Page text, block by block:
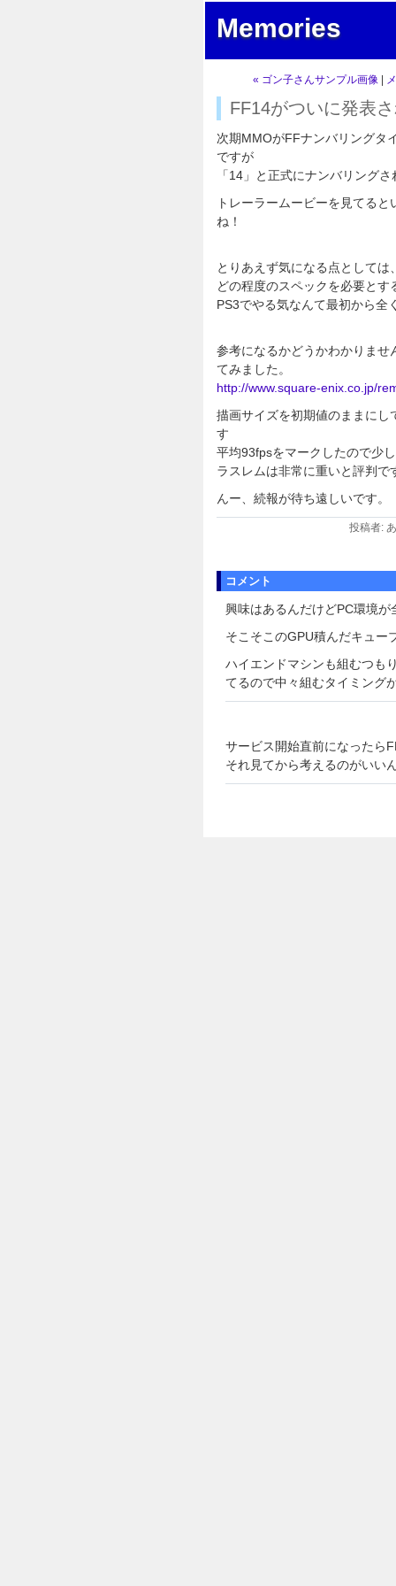
Memories
« ゴン子さんサンプル画像
FF14がついに発表
次期MMOがFFナンバリングタ
ですが
「14」と正式にナンバリング
トレーラームービーを見てる
ね！
とりあえず気になる点としては
どの程度のスペックを必要とす
PS3でやる気なんて最初から全
参考になるかどうかわかりま
てみました。
http://www.square-enix.co.jp/
描画サイズを初期値のままに
す
平均93fpsをマークしたので少
ラスレムは非常に重いと評判で
んー、続報が待ち遠しいです。
投稿者:
コメント
興味はあるんだけどPC環境
そこそこのGPU積んだキュー
ハイエンドマシンも組むつも
てるので中々組むタイミング
サービス開始直前になったら
それ見てから考えるのがいい